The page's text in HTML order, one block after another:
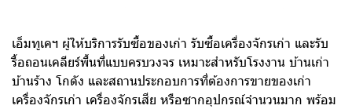
เอ็มทูเคฯ ผู้ให้บริการรับซื้อของเก่า รับซื้อเครื่องจักรเก่า และรับ
รื้อถอนเคลียร์พื้นที่แบบครบวงจร เหมาะสำหรับโรงงาน บ้านเก่า
บ้านร้าง โกดัง และสถานประกอบการที่ต้องการขายของเก่า
เครื่องจักรเก่า เครื่องจักรเสีย หรือซากอุปกรณ์จำนวนมาก พร้อม